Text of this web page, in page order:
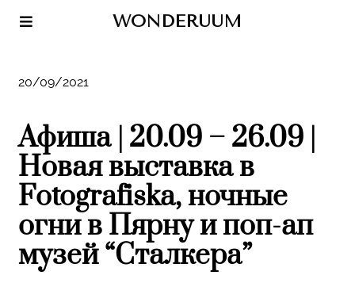
WONDERUUM
20/09/2021
Афиша | 20.09 – 26.09 |
Новая выставка в
Fotografiska, ночные
огни в Пярну и поп-ап
музей “Сталкера”